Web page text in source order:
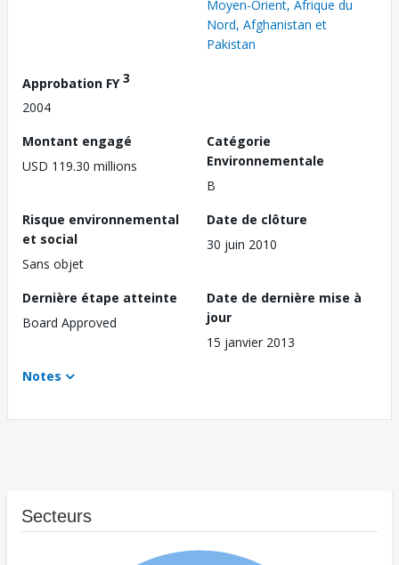
Moyen-Orient, Afrique du
Nord, Afghanistan et
Pakistan
Approbation FY3
2004
Montant engagé
USD 119.30 millions
Catégorie
Environnementale
B
Risque environnemental
et social
Sans objet
Date de clôture
30 juin 2010
Dernière étape atteinte
Board Approved
Date de dernière mise à
jour
15 janvier 2013
Notes
Secteurs